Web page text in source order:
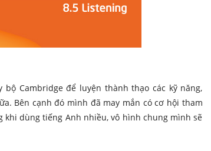
Cambridge để luyện thành thạo các kỹ năng,
Bên cạnh đó mình đã may mắn có cơ hội tham
khi dùng tiếng Anh nhiều, vô hình chung mình sẽ